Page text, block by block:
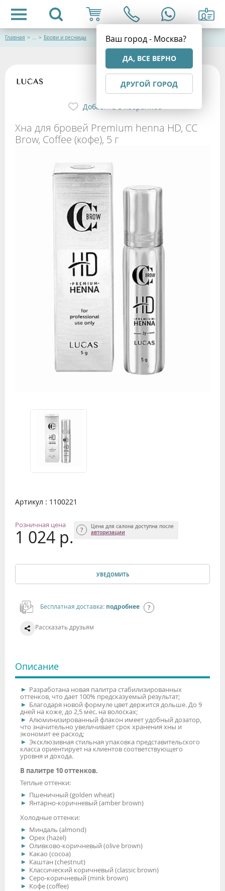
Ваш город - Москва?
ДА, ВСЕ ВЕРНО
ДРУГОЙ ГОРОД
Главная > ... > Брови и ресницы
Хна для бровей Premium henna HD, CC
Brow, Coffee (кофе), 5 г
Добавить в избранное
Артикул : 1100221
Розничная цена
1 024 р.
Цена для салона доступна после
авторизации
УВЕДОМИТЬ
Бесплатная доставка: подробнее
Рассказать друзьям
Описание
Разработана новая палитра стабилизированных
оттенков, что дает 100% предсказуемый результат;
Благодаря новой формуле цвет держится дольше. До 9
дней на коже, до 2,5 мес. на волосках;
Алюминизированный флакон имеет удобный дозатор,
что значительно увеличивает срок хранения хны и
экономит ее расход;
Эксклюзивная стильная упаковка представительского
класса ориентирует на клиентов соответствующего
уровня и дохода.
В палитре 10 оттенков.
Теплые оттенки:
Пшеничный (golden wheat)
Янтарно-коричневый (amber brown)
Холодные оттенки:
Миндаль (almond)
Орех (hazel)
Оливково-коричневый (olive brown)
Какао (cocoa)
Каштан (chestnut)
Классический коричневый (classic brown)
Серо-коричневый (mink brown)
Кофе (coffee)